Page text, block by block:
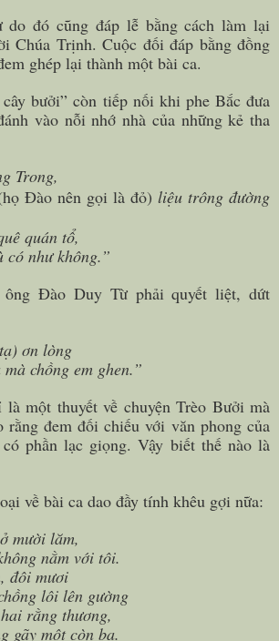
đó cũng đáp lễ bằng cách làm lại
Chúa Trịnh. Cuộc đối đáp bằng đồng
ghép lại thành một bài ca.
bưởi” còn tiếp nối khi phe Bắc đưa
vào nỗi nhớ nhà của những kẻ tha
Trong,
Đào nên gọi là đỏ) liệu trông đường
quán tổ,
như không.”
Đào Duy Từ phải quyết liệt, dứt
ơn lòng
chồng em ghen.”
là một thuyết về chuyện Trèo Bưởi mà
đem đối chiếu với văn phong của
phần lạc giọng. Vậy biết thế nào là
về bài ca dao đầy tính khêu gợi nữa:
mười lăm,
nằm với tôi.
đôi mươi
lôi lên gường
rằng thương,
gãy một còn ba.